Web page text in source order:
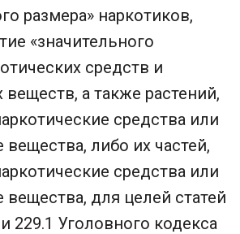
размера» наркотиков,
«значительного
средств и
а также растений,
средства или
либо их частей,
средства или
для целей статей
229.1 Уголовного кодекса